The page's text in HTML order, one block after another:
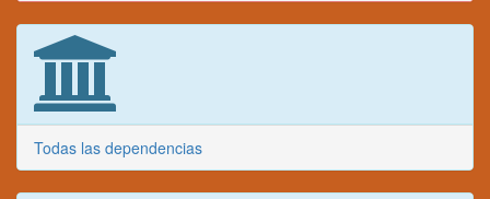
Todas las dependencias